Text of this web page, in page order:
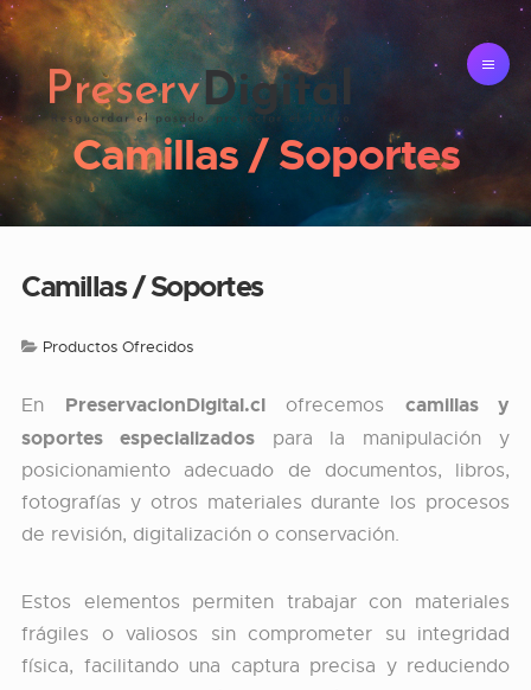
Camillas / Soportes
Camillas / Soportes
Productos Ofrecidos
En PreservacionDigital.clofrecemos camillas y
soportes especializadospara la manipulación y
posicionamiento adecuado de documentos, libros,
fotografías y otros materiales durante los procesos
de revisión, digitalización o conservación.
Estos elementos permiten trabajar con materiales
frágiles o valiosos sin comprometer su integridad
física, facilitando una captura precisa y reduciendo